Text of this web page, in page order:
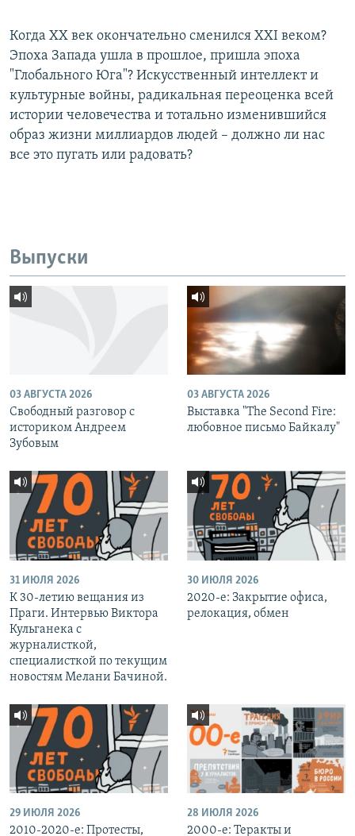
Когда XX век окончательно сменился XXI веком?
Эпоха Запада ушла в прошлое, пришла эпоха
"Глобального Юга"? Искусственный интеллект и
культурные войны, радикальная переоценка всей
истории человечества и тотально изменившийся
образ жизни миллиардов людей – должно ли нас
все это пугать или радовать?
Выпуски
03 АВГУСТА 2026
Свободный разговор с
историком Андреем
Зубовым
03 АВГУСТА 2026
Выставка "The Second Fire:
любовное письмо Байкалу"
31 ИЮЛЯ 2026
К 30-летию вещания из
Праги. Интервью Виктора
Кульганека с
журналисткой,
специалисткой по текущим
новостям Мелани Бачиной.
30 ИЮЛЯ 2026
2020-е: Закрытие офиса,
релокация, обмен
29 ИЮЛЯ 2026
2010-2020-е: Протесты,
28 ИЮЛЯ 2026
2000-е: Теракты и